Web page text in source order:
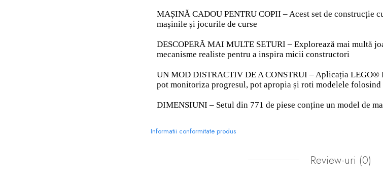
MAȘINĂ CADOU PENTRU COPII – Acest set de construcție
mașinile și jocurile de curse
DESCOPERĂ MAI MULTE SETURI – Explorează mai multă
mecanisme realiste pentru a inspira micii constructori
UN MOD DISTRACTIV DE A CONSTRUI – Aplicația
pot monitoriza progresul, pot apropia și roti modelele
DIMENSIUNI – Setul din 771 de piese conține un model de
Informatii conformitate produs
Review-uri (0)